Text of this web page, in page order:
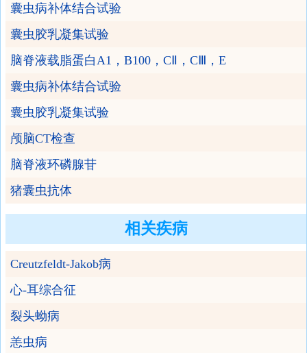
囊虫病补体结合试验
囊虫胶乳凝集试验
脑脊液载脂蛋白A1，B100，CⅡ，CⅢ，E
囊虫病补体结合试验
囊虫胶乳凝集试验
颅脑CT检查
脑脊液环磷腺苷
猪囊虫抗体
相关疾病
Creutzfeldt-Jakob病
心-耳综合征
裂头蚴病
恙虫病